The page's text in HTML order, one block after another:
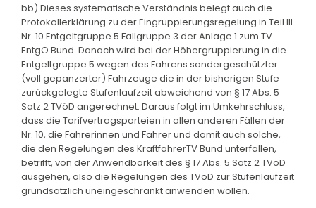
bb) Dieses systematische Verständnis belegt auch die
Protokollerklärung zu der Eingruppierungsregelung in Teil III
Nr. 10 Entgeltgruppe 5 Fallgruppe 3 der Anlage 1 zum TV
EntgO Bund. Danach wird bei der Höhergruppierung in die
Entgeltgruppe 5 wegen des Fahrens sondergeschützter
(voll gepanzerter) Fahrzeuge die in der bisherigen Stufe
zurückgelegte Stufenlaufzeit abweichend von § 17 Abs. 5
Satz 2 TVöD angerechnet. Daraus folgt im Umkehrschluss,
dass die Tarifvertragsparteien in allen anderen Fällen der
Nr. 10, die Fahrerinnen und Fahrer und damit auch solche,
die den Regelungen des KraftfahrerTV Bund unterfallen,
betrifft, von der Anwendbarkeit des § 17 Abs. 5 Satz 2 TVöD
ausgehen, also die Regelungen des TVöD zur Stufenlaufzeit
grundsätzlich uneingeschränkt anwenden wollen.